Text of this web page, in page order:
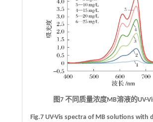
图7 不同质量浓度MB溶液的UV-
Fig.7 UV-Vis spectra of MB solutions with